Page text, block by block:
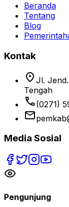
Beranda
Tentang
Blog
Kontak
location_on Jl.
Tengah
phone (0271)
email
Media Sosial
Pengunjung